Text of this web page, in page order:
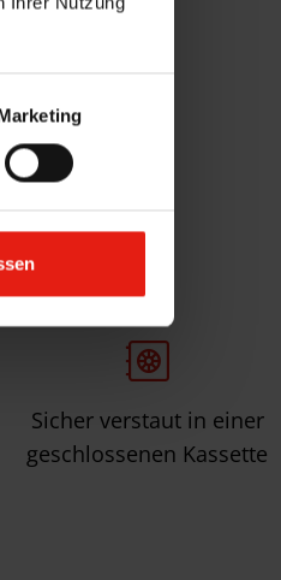
Sicher verstaut in einer
geschlossenen Kassette